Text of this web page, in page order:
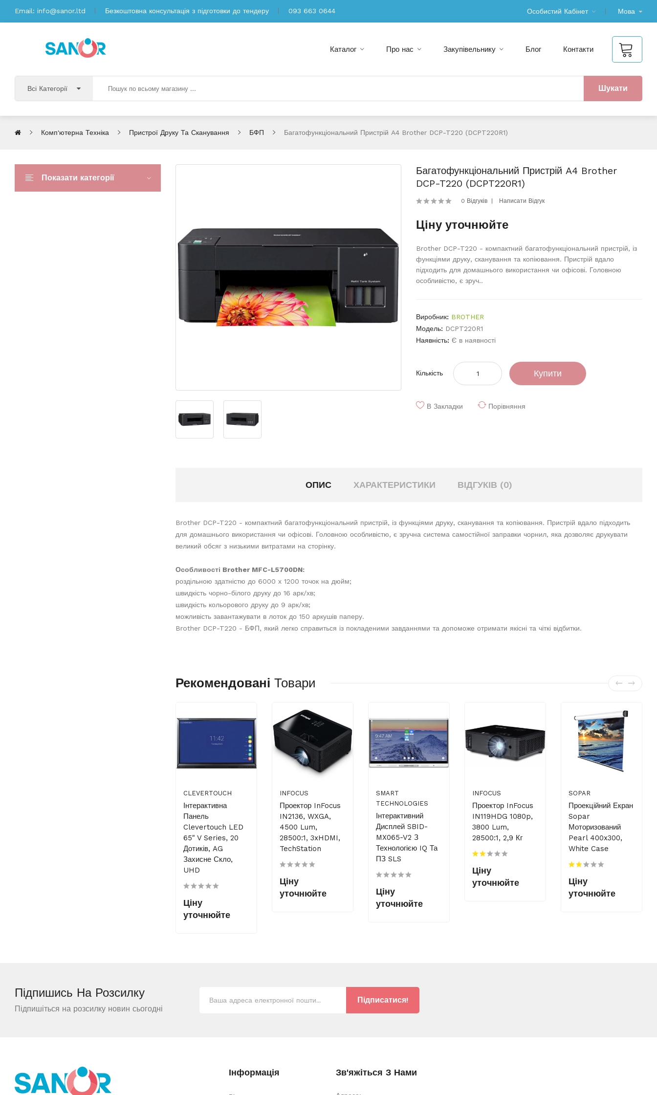
Email: info@sanor.ltd Безкоштовна консультація з підготовки до тендеру 093 663 0644 Особистий Кабінет Мова
Каталог Про нас Закупівельнику Блог Контакти
Всі Категорії Шукати
Комп'ютерна Техніка Пристрої Друку Та Сканування БФП Багатофункціональний Пристрій A4 Brother DCP-T220 (DCPT220R1)
Показати категорії
Багатофункціональний Пристрій A4 Brother
DCP-T220 (DCPT220R1)
0 Відгуків Написати Відгук
Ціну уточнюйте
Brother DCP-T220 - компактний багатофункціональний пристрій, із
функціями друку, сканування та копіювання. Пристрій вдало
підходить для домашнього використання чи офісові. Головною
особливістю, є зруч..
Виробник: BROTHER
Модель: DCPT220R1
Наявність:Є в наявності
Кількість Купити
В Закладки Порівняння
ОПИС ХАРАКТЕРИСТИКИ ВІДГУКІВ (0)
Brother DCP-T220 - компактний багатофункціональний пристрій, із функціями друку, сканування та копіювання. Пристрій вдало підходить
для домашнього використання чи офісові. Головною особливістю, є зручна система самостійної заправки чорнил, яка дозволяє друкувати
великий обсяг з низькими витратами на сторінку.
Особливості Brother MFC-L5700DN:
роздільною здатністю до 6000 х 1200 точок на дюйм;
швидкість чорно-білого друку до 16 арк/хв;
швидкість кольорового друку до 9 арк/хв;
можливість завантажувати в лоток до 150 аркушів паперу.
Brother DCP-T220 - БФП, який легко справиться із покладеними завданнями та допоможе отримати якісні та чіткі відбитки.
Рекомендовані Товари
CLEVERTOUCH
Інтерактивна
Панель
Clevertouch LED
65" V Series, 20
Дотиків, AG
Захисне Скло,
UHD
Ціну
уточнюйте
INFOCUS
Проектор InFocus
IN2136, WXGA,
4500 Lum,
28500:1, 3xHDMI,
TechStation
Ціну
уточнюйте
SMART
TECHNOLOGIES
Інтерактивний
Дисплей SBID-
MX065-V2 З
Технологією IQ Та
ПЗ SLS
Ціну
уточнюйте
INFOCUS
Проектор InFocus
IN119HDG 1080p,
3800 Lum,
28500:1, 2,9 Кг
Ціну
уточнюйте
SOPAR
Проекційний Екран
Sopar
Моторизований
Pearl 400x300,
White Case
Ціну
уточнюйте
Підпишись На Розсилку
Підпишіться на розсилку новин сьогодні
Підписатися!
Інформація Зв'яжіться З Нами